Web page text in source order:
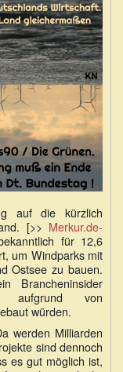
auf die kürzlich
[>> Merkur.de-
für 12,6
um Windparks mit
Ostsee zu bauen.
Brancheninsider
aufgrund von
würden.
werden Milliarden
sind dennoch
es gut möglich ist,